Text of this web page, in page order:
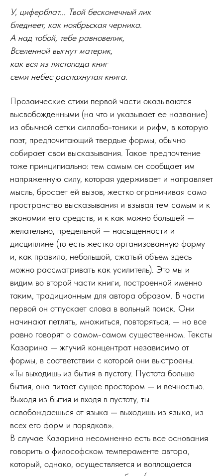
У, циферблат... Твой бесконечный лик
бледнеет, как ноябрьская черника.
А над тобой, тебе равновелик,
Вселенной выгнут материк,
как вся из листопада книг
семи небес распахнутая книга.
Прозаические стихи первой части оказываются
высвобожденными (на что и указывает ее название)
из обычной сетки силлабо-тоники и рифм, в которую
поэт, предпочитающий твердые формы, обычно
собирает свои высказывания. Такое предпочтение
тоже принципиально: тем самым он сообщает им
напряженную силу, которая удерживает и направляет
мысль, бросает ей вызов, жестко ограничивая само
пространство высказывания и взывая тем самым и к
экономии его средств, и к как можно большей —
желательно, предельной — насыщенности и
дисциплине (то есть жестко организованную форму
и, как правило, небольшой, сжатый объем здесь
можно рассматривать как усилитель). Это мы и
видим во второй части книги, построенной именно
таким, традиционным для автора образом. В части
первой он отпускает слова в вольный поиск. Они
начинают петлять, множиться, повторяться, — но все
равно говорят о самом-самом существенном. Тексты
Казарина — жгучий концентрат независимо от
формы, в соответствии с которой они выстроены.
«Ты выходишь из бытия в пустоту. Пустота больше
бытия, она питает сущее простором — и вечностью.
Выходя из бытия и входя в пустоту, ты
освобождаешься от языка — выходишь из языка, из
всех его форм и порядков».
В случае Казарина несомненно есть все основания
говорить о философском темпераменте автора,
который, однако, осуществляется и воплощается